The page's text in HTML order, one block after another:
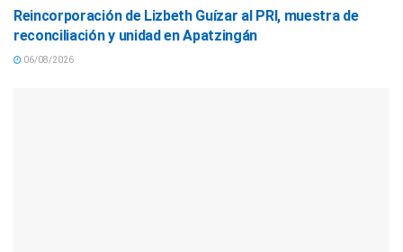
Reincorporación de Lizbeth Guízar al PRI, muestra de
reconciliación y unidad en Apatzingán
06/08/2026